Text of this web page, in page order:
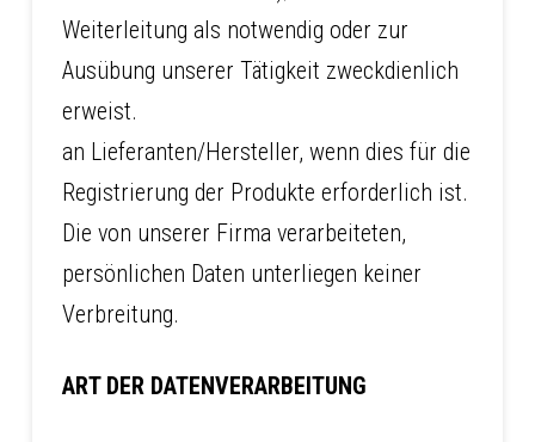
Weiterleitung als notwendig oder zur
Ausübung unserer Tätigkeit zweckdienlich
erweist.
an Lieferanten/Hersteller, wenn dies für die
Registrierung der Produkte erforderlich ist.
Die von unserer Firma verarbeiteten,
persönlichen Daten unterliegen keiner
Verbreitung.
ART DER DATENVERARBEITUNG